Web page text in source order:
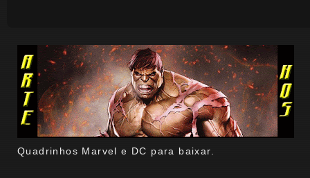
Quadrinhos Marvel e DC para baixar.